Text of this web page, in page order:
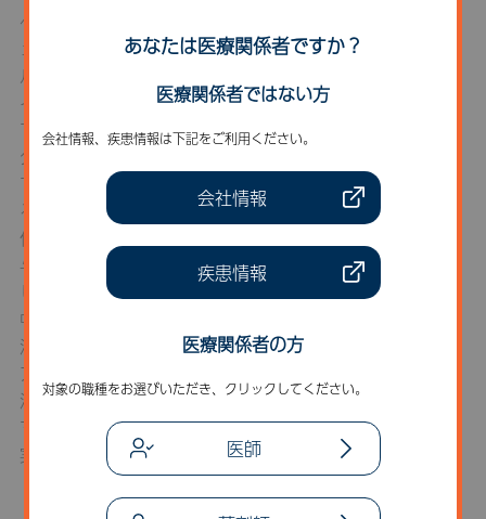
ペグバリアーゼ（パリンジック®）の有効成分であるフ
ェニルアラニンアンモニアリアーゼ（PAL）は、フェニ
ルアラニン（Phe）をBH4非依存的にアンモニア及びケ
イ皮酸に代謝する。PALはシアノバクテリア由来の酵素
であり、外来酵素に対する免疫反応を軽減する目的でペ
グバリアーゼはポリエチレングリコール（PEG）化され
ている。しかし、PEG化により免疫反応を完全に抑制す
ることはできず、特に投与初期においては過敏反応を主
体とした副作用が必発する。副作用の対策をしながら投
与を継続することにより、免疫応答が減弱化して安定
し、過敏反応は減少する。さらに、ペグバリアーゼの血
中濃度は安定し、血中Phe濃度は低下する。
演者はアレルギー専門医であり、当院におけるペグバリ
アーゼ症例の副作用マネジメントに携わっている。本講
演では当院での経験をもとに、ペグバリアーゼの副作用
マネジメントに必要な医療チーム体制、患者指導内容、
実際に実施した副作用対策について共有する。
こちらのセミナー・講演会は
あなたは医療関係者ですか？
医療関係者ではない方
会社情報、疾患情報は下記をご利用ください。
会社情報
疾患情報
医療関係者の方
対象の職種をお選びいただき、クリックしてください。
医師